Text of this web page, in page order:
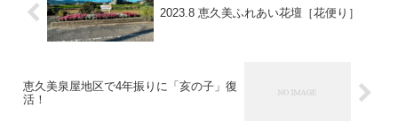
2023.8 恵久美ふれあい花壇［花便り］
恵久美泉屋地区で4年振りに「亥の子」復
活！